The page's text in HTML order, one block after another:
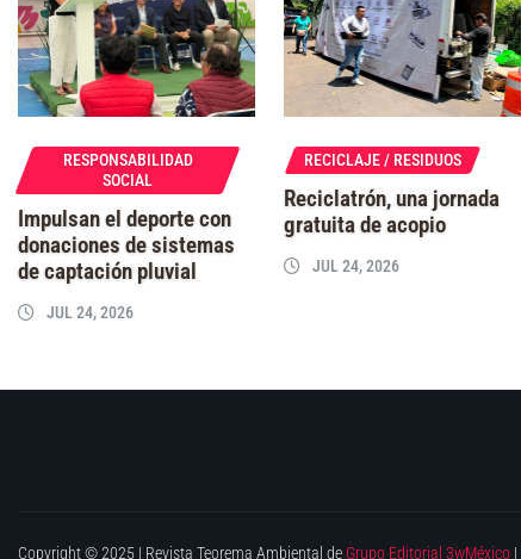
RESPONSABILIDAD
SOCIAL
Impulsan el deporte con
donaciones de sistemas
de captación pluvial
JUL 24, 2026
RECICLAJE / RESIDUOS
Reciclatrón, una jornada
gratuita de acopio
JUL 24, 2026
Copyright © 2025 | Revista Teorema Ambiental de Grupo Editorial 3wMéxico |